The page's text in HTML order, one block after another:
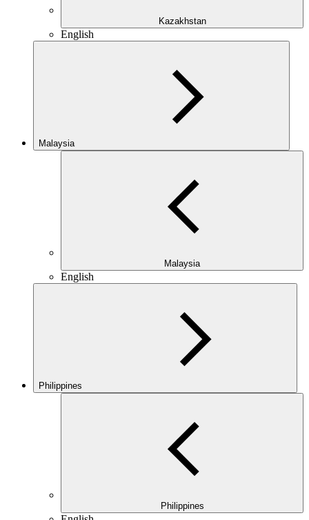
Kazakhstan
English
Malaysia
Malaysia
English
Philippines
Philippines